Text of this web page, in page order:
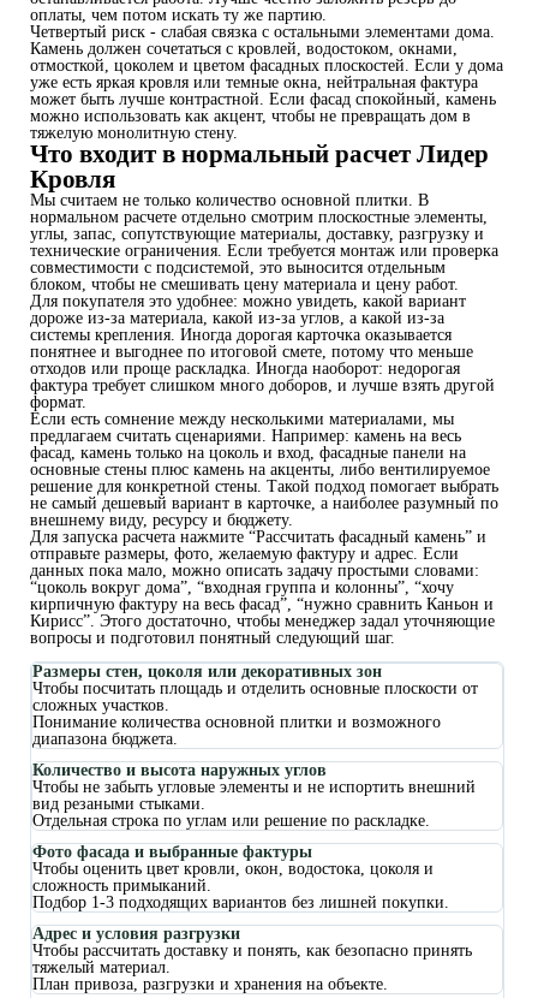
оплаты, чем потом искать ту же партию.
Четвертый риск - слабая связка с остальными элементами дома.
Камень должен сочетаться с кровлей, водостоком, окнами,
отмосткой, цоколем и цветом фасадных плоскостей. Если у дома
уже есть яркая кровля или темные окна, нейтральная фактура
может быть лучше контрастной. Если фасад спокойный, камень
можно использовать как акцент, чтобы не превращать дом в
тяжелую монолитную стену.
Что входит в нормальный расчет Лидер
Кровля
Мы считаем не только количество основной плитки. В
нормальном расчете отдельно смотрим плоскостные элементы,
углы, запас, сопутствующие материалы, доставку, разгрузку и
технические ограничения. Если требуется монтаж или проверка
совместимости с подсистемой, это выносится отдельным
блоком, чтобы не смешивать цену материала и цену работ.
Для покупателя это удобнее: можно увидеть, какой вариант
дороже из-за материала, какой из-за углов, а какой из-за
системы крепления. Иногда дорогая карточка оказывается
понятнее и выгоднее по итоговой смете, потому что меньше
отходов или проще раскладка. Иногда наоборот: недорогая
фактура требует слишком много доборов, и лучше взять другой
формат.
Если есть сомнение между несколькими материалами, мы
предлагаем считать сценариями. Например: камень на весь
фасад, камень только на цоколь и вход, фасадные панели на
основные стены плюс камень на акценты, либо вентилируемое
решение для конкретной стены. Такой подход помогает выбрать
не самый дешевый вариант в карточке, а наиболее разумный по
внешнему виду, ресурсу и бюджету.
Для запуска расчета нажмите “Рассчитать фасадный камень” и
отправьте размеры, фото, желаемую фактуру и адрес. Если
данных пока мало, можно описать задачу простыми словами:
“цоколь вокруг дома”, “входная группа и колонны”, “хочу
кирпичную фактуру на весь фасад”, “нужно сравнить Каньон и
Кирисс”. Этого достаточно, чтобы менеджер задал уточняющие
вопросы и подготовил понятный следующий шаг.
Размеры стен, цоколя или декоративных зон
Чтобы посчитать площадь и отделить основные плоскости от
сложных участков.
Понимание количества основной плитки и возможного
диапазона бюджета.
Количество и высота наружных углов
Чтобы не забыть угловые элементы и не испортить внешний
вид резаными стыками.
Отдельная строка по углам или решение по раскладке.
Фото фасада и выбранные фактуры
Чтобы оценить цвет кровли, окон, водостока, цоколя и
сложность примыканий.
Подбор 1-3 подходящих вариантов без лишней покупки.
Адрес и условия разгрузки
Чтобы рассчитать доставку и понять, как безопасно принять
тяжелый материал.
План привоза, разгрузки и хранения на объекте.